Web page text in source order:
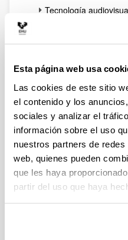
Esta página web usa
Las cookies de este sitio
el contenido y los
sociales y analizar el
información sobre el uso
nuestros partners de
web, quienes pueden
que les haya
partir del uso que haya
Tecnología
Aplicaciones móviles
Publicaciones
Palazio, Gorka J.
free platform
Learning, Madrid:
Palazio, Gorka J.
plataforma azkar eta
En: Libro de actas
Bilbao: Servicio
Sociales en la